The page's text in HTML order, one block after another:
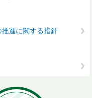
進に関する指針